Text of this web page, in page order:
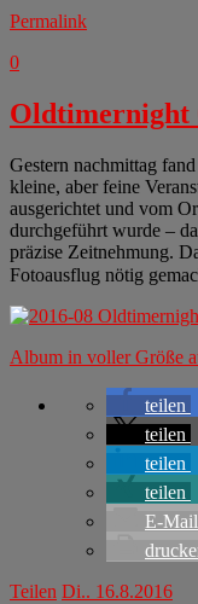
Permalink
0
Oldtimernight
Gestern nachmittag
kleine, aber feine
ausgerichtet und vom
durchgeführt wurde –
präzise Zeitnehmung.
Fotoausflug nötig
Album in voller Größe
teilen
teilen
teilen
teilen
E-Mail
Teilen Di.. 16.8.2016